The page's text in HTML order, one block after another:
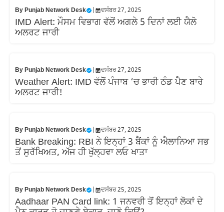
ByPunjab Network Desk ਦਸੰਬਰ 27, 2025
IMD Alert: ਮੌਸਮ ਵਿਭਾਗ ਵੱਲੋਂ ਅਗਲੇ 5 ਦਿਨਾਂ ਲਈ ਯੈਲੋ
ਅਲਰਟ ਜਾਰੀ
ByPunjab Network Desk ਦਸੰਬਰ 27, 2025
Weather Alert: IMD ਵੱਲੋਂ ਪੰਜਾਬ ‘ਚ ਭਾਰੀ ਠੰਡ ਪੈਣ ਬਾਰੇ
ਅਲਰਟ ਜਾਰੀ!
ByPunjab Network Desk ਦਸੰਬਰ 27, 2025
Bank Breaking: RBI ਨੇ ਇਨ੍ਹਾਂ 3 ਬੈਂਕਾਂ ਨੂੰ ਐਲਾਨਿਆ ਸਭ
ਤੋਂ ਸੁਰੱਖਿਅਤ, ਅੱਜ ਹੀ ਖੁੱਲ੍ਹਵਾ ਲਓ ਖਾਤਾ
ByPunjab Network Desk ਦਸੰਬਰ 25, 2025
Aadhaar PAN Card link: 1 ਜਨਵਰੀ ਤੋਂ ਇਨ੍ਹਾਂ ਲੋਕਾਂ ਦੇ